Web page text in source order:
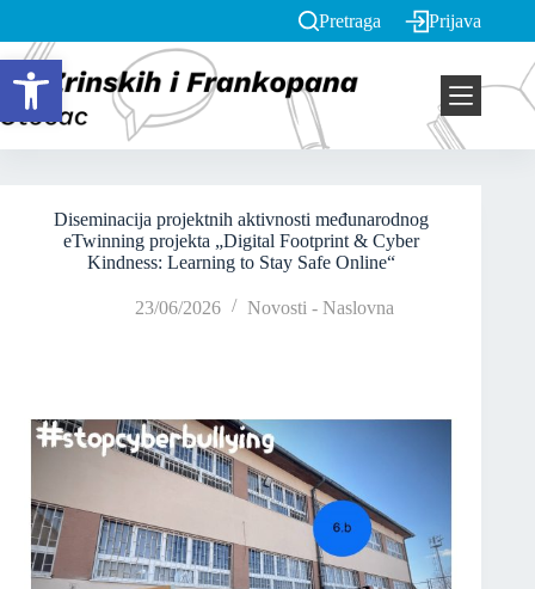
Open toolbar
Pretraga Prijava
Diseminacija projektnih aktivnosti međunarodnog
eTwinning projekta „Digital Footprint & Cyber
Kindness: Learning to Stay Safe Online“
23/06/2026 Novosti - Naslovna